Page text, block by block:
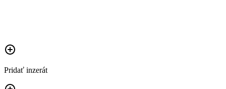
Pridať inzerát